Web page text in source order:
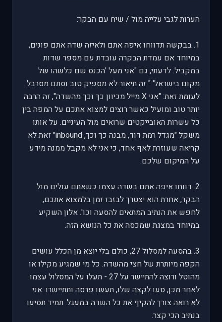
הערות לגבי עלייה מול / שיח עם הבקר:
1. בבקשה תדווחו איפה אתם ולאיזה שדה אתם פונים,
במיוחד אם עמדת הבקרה עובדת עם מספר שדות
במקביל. לדעתי, גם "אני מעל 'הכנס שם כלשהו של
מקום בישראל' " זה תיאור לא מספיק טוב וסתם מסרבל.
לעומת זאת: "אני X מייל מכיוון כך וכך מהשדה", זה הרבה
יותר טוב ומועיל כאשר רוצים למצוא אתכם על המפה בין
כל עשרות האובייקטים שרואים מול העיניים. על אותו
משקל "מגדל רמת דוד, מבנה כך וכך, inbound" זאת לא
קריאה שעוזרת לאף אחד, כי אני לא מקבל ממנה מידע
על המיקום שלכם.
2. דווחו איפה אתם בשדה עצמו כשאתם עולים מול
הבקר, אחרת הוא יצטרך לבזבז זמן בלמצוא אתכם,
לחפש את הנתיב המתאים להסעה וכו'. אלון השקיע
במיוחד במצגת שמכסה את כל הנושא הזה.
3. בהסעה למסלול 27, כולם בלי יוצא מן הכלל עושים
הקפה מיותרת של חצי מהשדה. כל מי שמגיע מקילו או
מהוטל ורוצה להתיישר על 27 - תעלו על המסלול עצמו.
לאחר מכן, סעו לקצה שלו, תעשו פרסה ותתיישרו. אני
לא רואה צורך להקיף את כל השדה במעגל. תמיד תסיעו
בנתיב הכי קצר.